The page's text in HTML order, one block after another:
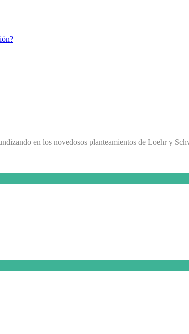
en los novedosos planteamientos de Loehr y